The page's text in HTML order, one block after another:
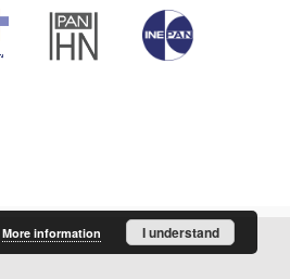
More information I understand